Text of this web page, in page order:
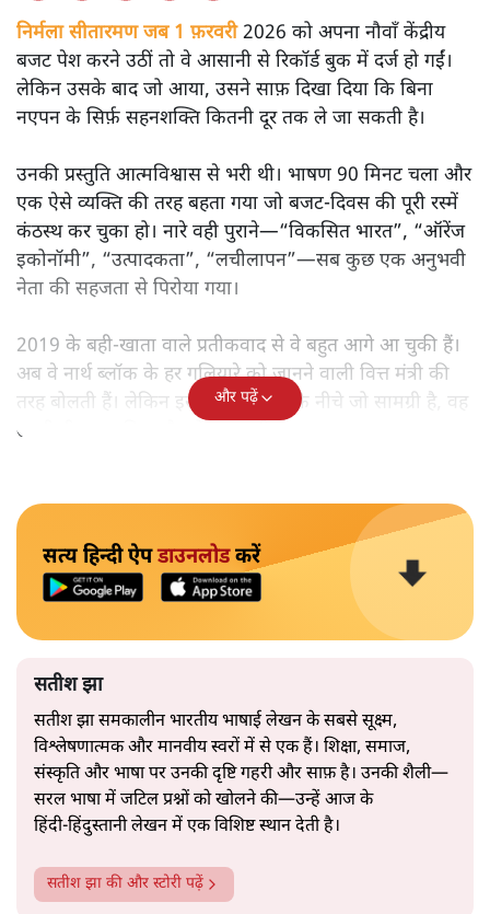
निर्मला सीतारमण जब 1 फ़रवरी2026 को अपना नौवाँ केंद्रीय
बजट पेश करने उठीं तो वे आसानी से रिकॉर्ड बुक में दर्ज हो गईं।
लेकिन उसके बाद जो आया, उसने साफ़ दिखा दिया कि बिना
नएपन के सिर्फ़ सहनशक्ति कितनी दूर तक ले जा सकती है।
उनकी प्रस्तुति आत्मविश्वास से भरी थी। भाषण 90 मिनट चला और
एक ऐसे व्यक्ति की तरह बहता गया जो बजट‑दिवस की पूरी रस्में
कंठस्थ कर चुका हो। नारे वही पुराने—“विकसित भारत”, “ऑरेंज
इकोनॉमी”, “उत्पादकता”, “लचीलापन”—सब कुछ एक अनुभवी
नेता की सहजता से पिरोया गया।
2019 के बही‑खाता वाले प्रतीकवाद से वे बहुत आगे आ चुकी हैं।
अब वे नार्थ ब्लॉक के हर गलियारे को जानने वाली वित्त मंत्री की
तरह बोलती हैं। लेकिन इस आत्मविश्वास के नीचे जो सामग्री है, वह
उतनी ही अनुमानित और दोहराव भरी।
और पढ़ें
सत्य हिन्दी ऐपडाउनलोडकरें
सतीश झा
सतीश झा समकालीन भारतीय भाषाई लेखन के सबसे सूक्ष्म,
विश्लेषणात्मक और मानवीय स्वरों में से एक हैं। शिक्षा, समाज,
संस्कृति और भाषा पर उनकी दृष्टि गहरी और साफ़ है। उनकी शैली—
सरल भाषा में जटिल प्रश्नों को खोलने की—उन्हें आज के
हिंदी‑हिंदुस्तानी लेखन में एक विशिष्ट स्थान देती है।
सतीश झा की और स्टोरी पढ़ें